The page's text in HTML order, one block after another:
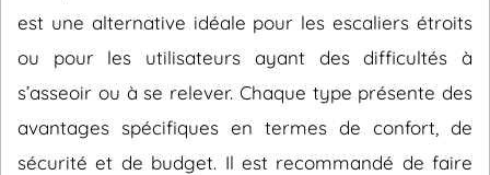
est une alternative idéale pour les escaliers étroits
ou pour les utilisateurs ayant des difficultés à
s’asseoir ou à se relever. Chaque type présente des
avantages spécifiques en termes de confort, de
sécurité et de budget. Il est recommandé de faire